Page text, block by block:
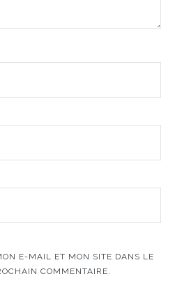
E-MAIL ET MON SITE DANS LE
COMMENTAIRE.